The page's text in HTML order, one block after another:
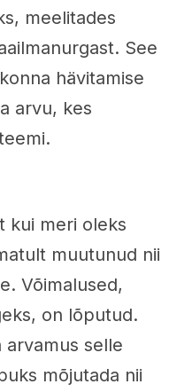
meelitades
See
hävitamise
arvu, kes
kui meri oleks
muutunud nii
Võimalused,
on lõputud.
selle
mõjutada nii